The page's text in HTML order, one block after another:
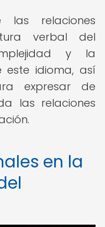
las relaciones
verbal del
y la
este idioma, así
expresar de
las relaciones
en la